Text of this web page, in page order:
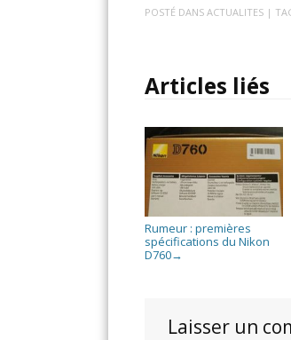
POSTÉ DANSACTUALITES |
Articles liés
Rumeur : premières
spécifications du Nikon
D760→
Laisser un